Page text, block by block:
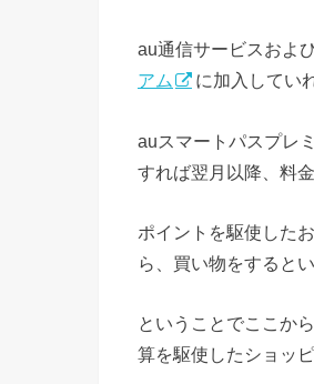
au通信サービスおよ
アム
に加入してい
auスマートパスプレ
すれば翌月以降、料
ポイントを駆使した
ら、買い物をすると
ということでここか
算を駆使したショッ